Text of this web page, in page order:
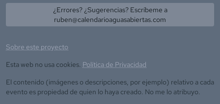
¿Errores? ¿Sugerencias? Escríbeme a
ruben@calendarioaguasabiertas.com
Sobre este proyecto
Esta web no usa cookies. Política de Privacidad
El contenido (imágenes o descripciones, por ejemplo) relativo a cada
evento es propiedad de quien lo haya creado. No me lo atribuyo.